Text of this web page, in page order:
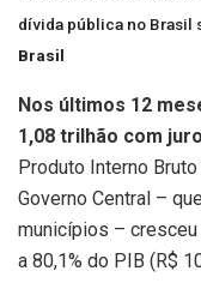
dívida pública no Brasil
Brasil
Nos últimos 12
1,08 trilhão com
Produto Interno
Governo Central –
municípios – cresceu
a 80,1% do PIB (R$